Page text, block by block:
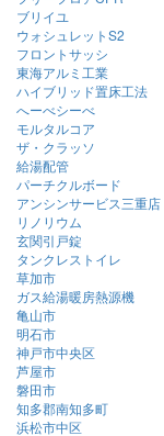
ブリイユ
ウォシュレットS2
フロントサッシ
東海アルミ工業
ハイブリッド置床工法
へーべシーべ
モルタルコア
ザ・クラッソ
給湯配管
パーチクルボード
アンシンサービス三重店
リノリウム
玄関引戸錠
タンクレストイレ
草加市
ガス給湯暖房熱源機
亀山市
明石市
神戸市中央区
芦屋市
磐田市
知多郡南知多町
浜松市中区